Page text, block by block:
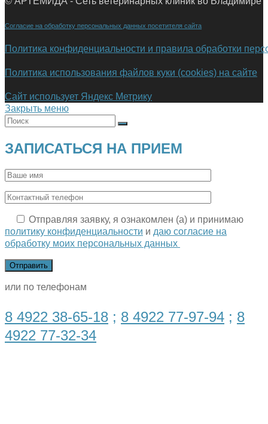
Согласие на обработку персональных данных посетителя сайта
Политика конфиденциальности и правила обработки
Политика использования файлов куки (cookies) на сайте
Сайт использует Яндекс Метрику
Закрыть меню
ЗАПИСАТЬСЯ НА ПРИЕМ
Отправляя заявку, я ознакомлен (а) и принимаю
политику конфиденциальности и даю согласие на
обработку моих персональных данных
или по телефонам
8 4922 38-65-18 ; 8 4922 77-97-94 ; 8
4922 77-32-34